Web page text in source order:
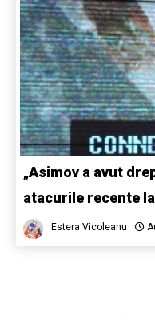
„Asimov a avut
atacurile recente
Estera Vicoleanu